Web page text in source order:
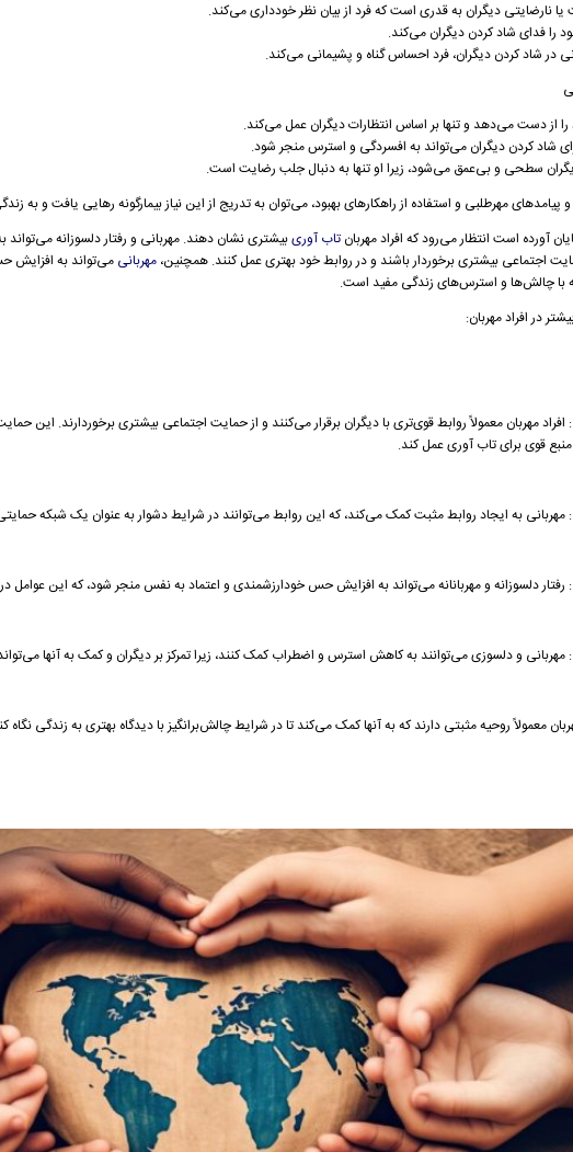
و پیامدهای مهرطلبی و استفاده از راهکارهای بهبود، می‌توان به تدریج از این نیاز بیمارگونه رهایی یافت و به
آورده است انتظار می‌رود که افراد مهربان تاب آوریبیشتری نشان دهند. مهربانی و رفتار دلسوزانه می‌تواند
اجتماعی بیشتری برخوردار باشند و در روابط خود بهتری عمل کنند. همچنین، مهربانی می‌تواند به افزایش
با چالش‌ها و استرس‌های زندگی مفید است.
در افراد مهربان:
: افراد مهربان معمولاً روابط قوی‌تری با دیگران برقرار می‌کنند و از حمایت اجتماعی بیشتری برخوردارند. این
منبع قوی برای تاب آوری عمل کند.
: مهربانی به ایجاد روابط مثبت کمک می‌کند، که این روابط می‌توانند در شرایط دشوار به عنوان یک شبکه
: رفتار دلسوزانه و مهربانانه می‌تواند به افزایش حس خودارزشمندی و اعتماد به نفس منجر شود، که این
: مهربانی و دلسوزی می‌توانند به کاهش استرس و اضطراب کمک کنند، زیرا تمرکز بر دیگران و کمک به آنها
معمولاً روحیه مثبتی دارند که به آنها کمک می‌کند تا در شرایط چالش‌برانگیز با دیدگاه بهتری به زندگی